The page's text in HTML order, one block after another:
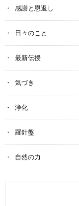
感謝と恩返し
日々のこと
最新伝授
気づき
浄化
羅針盤
自然の力